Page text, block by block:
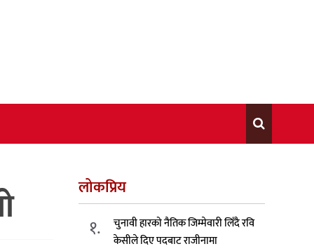
लोकप्रिय
१.
चुनावी हारको नैतिक जिम्मेवारी लिँदै रवि
केसीले दिए पदबाट राजीनामा